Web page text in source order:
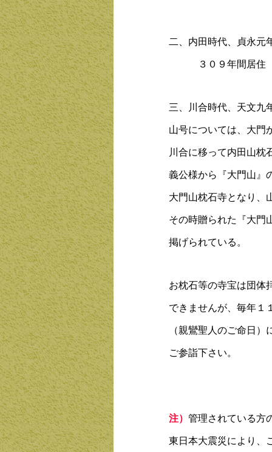
二、内田時代、貞永元
３０９年間居住（
三、川合時代、天文九
山号については、大門
川合に移って内田山枕
義公様から『大門山』
大門山枕石寺となり、
その時贈られた『大門
掲げられている。
お枕石等の寺宝は団体
できませんが、毎年１
（親鸞聖人のご命日
ご参詣下さい。
注） 管理されている方
東日本大震災により、